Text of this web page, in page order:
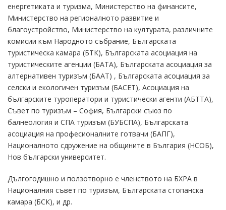
енергетиката и туризма, Министерство на финансите,
Министерство на регионалното развитие и
благоустройство, Министерство на културата, различните
комисии към Народното събрание, Българската
туристическа камара (БТК), Българската асоциация на
туристическите агенции (БАТА), Българската асоциация за
алтернативен туризъм (БААТ) , Българската асоциация за
селски и екологичен туризъм (БАСЕТ), Асоциация на
българските туроператори и туристически агенти (АБТТА),
Съвет по туризъм – София, Български съюз по
балнеология и СПА туризъм (БУБСПА), Българската
асоциация на професионалните готвачи (БАПГ),
Националното сдружение на общините в България (НСОБ),
Нов български университет.
Дългогодишно и ползотворно е членството на БХРА в
Националния съвет по туризъм, Българската стопанска
камара (БСК), и др.